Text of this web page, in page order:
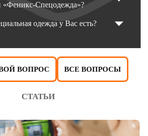
«Феникс-Спецодежда»?
одежда у Вас есть?
ВОПРОС ВСЕ ВОПРОСЫ
СТАТЬИ